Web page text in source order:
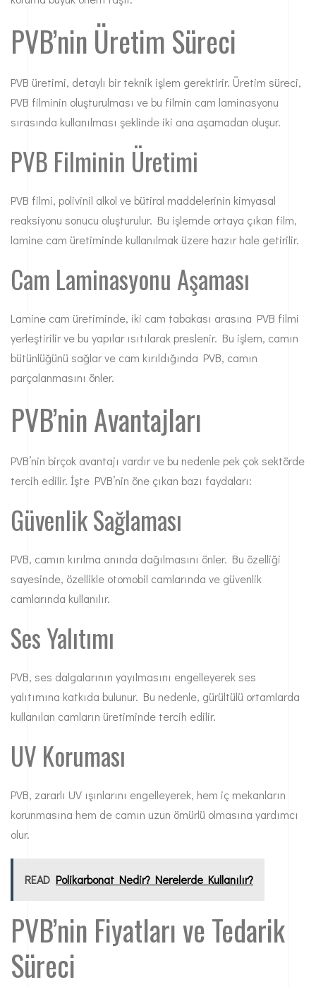
PVB’nin Üretim Süreci
PVB üretimi, detaylı bir teknik işlem gerektirir. Üretim süreci,
PVB filminin oluşturulması ve bu filmin cam laminasyonu
sırasında kullanılması şeklinde iki ana aşamadan oluşur.
PVB Filminin Üretimi
PVB filmi, polivinil alkol ve bütiral maddelerinin kimyasal
reaksiyonu sonucu oluşturulur. Bu işlemde ortaya çıkan film,
lamine cam üretiminde kullanılmak üzere hazır hale getirilir.
Cam Laminasyonu Aşaması
Lamine cam üretiminde, iki cam tabakası arasına PVB filmi
yerleştirilir ve bu yapılar ısıtılarak preslenir. Bu işlem, camın
bütünlüğünü sağlar ve cam kırıldığında PVB, camın
parçalanmasını önler.
PVB’nin Avantajları
PVB’nin birçok avantajı vardır ve bu nedenle pek çok sektörde
tercih edilir. İşte PVB’nin öne çıkan bazı faydaları:
Güvenlik Sağlaması
PVB, camın kırılma anında dağılmasını önler. Bu özelliği
sayesinde, özellikle otomobil camlarında ve güvenlik
camlarında kullanılır.
Ses Yalıtımı
PVB, ses dalgalarının yayılmasını engelleyerek ses
yalıtımına katkıda bulunur. Bu nedenle, gürültülü ortamlarda
kullanılan camların üretiminde tercih edilir.
UV Koruması
PVB, zararlı UV ışınlarını engelleyerek, hem iç mekanların
korunmasına hem de camın uzun ömürlü olmasına yardımcı
olur.
READ Polikarbonat Nedir? Nerelerde Kullanılır?
PVB’nin Fiyatları ve Tedarik
Süreci